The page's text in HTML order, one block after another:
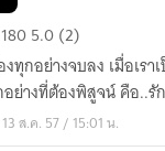
1805.0 (2)
งทุกอย่างจบลง เมื่อเร
ย่างที่ต้องพิสูจน์ คือ..รั
ส.ค. 57 / 15:01 น.